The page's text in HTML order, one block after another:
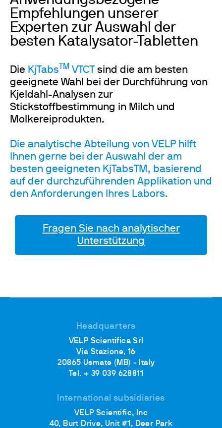
Empfehlungen unserer
Experten zur Auswahl der
besten Katalysator-Tabletten
Die KjTabs TM VTCT
sind die am besten
geeignete Wahl bei der Durchführung von
Kjeldahl-Analysen zur
Stickstoffbestimmung in Milch und
Molkereiprodukten.
Die analytische Abteilung von VELP hilft
Ihnen gerne bei der Auswahl der am
besten geeigneten KjTabsTM, basierend
auf der durchzuführenden Applikation und
den Anforderungen Ihres Labors.
Fragen Sie nach analytischer
Unterstützung
Headquarters
VELP Scientifica Srl
Via Stazione, 16
20865 Usmate (MB) - Italy
Tel. + 39 039 628811
International subsidiaries
VELP Scientific, Inc
40, Burt Drive, Unit #1, Deer Park